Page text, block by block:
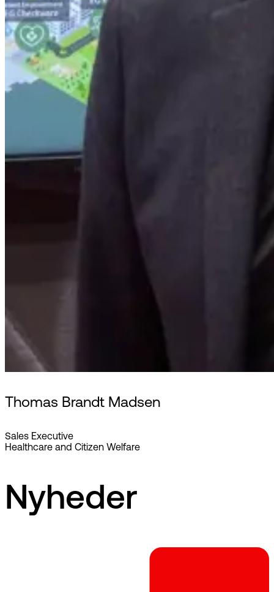
Thomas Brandt Madsen
Sales Executive
Healthcare and Citizen Welfare
Nyheder